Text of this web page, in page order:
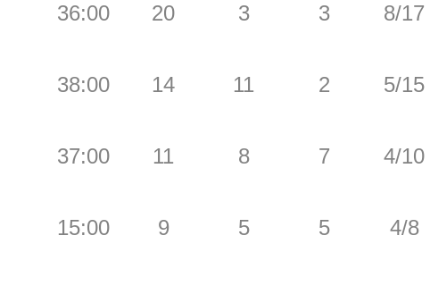
36:00
38:00
37:00
15:00
20
14
11
9
3
11
8
5
3
2
7
5
8/17
5/15
4/10
4/8